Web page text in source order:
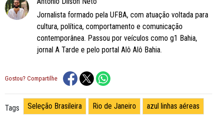
Jornalista formado pela UFBA, com atuação voltada para
cultura, política, comportamento e comunicação
contemporânea. Passou por veículos como g1 Bahia,
jornal A Tarde e pelo portal Alô Alô Bahia.
Gostou? Compartilhe
Tags Seleção Brasileira Rio de Janeiro azul linhas aéreas